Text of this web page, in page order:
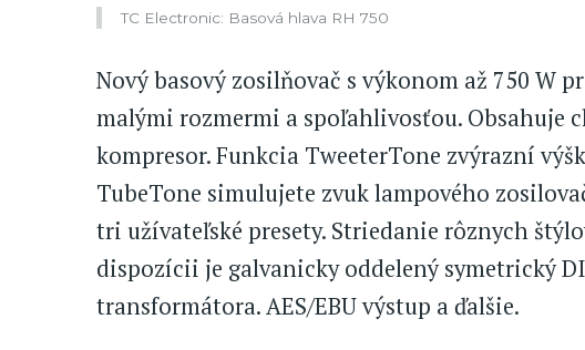
TC Electronic: Basová hlava RH 750
Nový basový zosilňovač s výkonom až 750 W
malými rozmermi a spoľahlivosťou. Obsahuje
kompresor. Funkcia TweeterTone zvýrazní
TubeTone simulujete zvuk lampového
tri užívateľské presety. Striedanie rôznych
dispozícii je galvanicky oddelený symetrický
transformátora. AES/EBU výstup a ďalšie.